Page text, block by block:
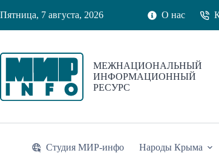
к
Пятница, 7 августа, 2026 О нас
МЕЖНАЦИОНАЛЬНЫЙ
ИНФОРМАЦИОННЫЙ
РЕСУРС
Студия МИР-инфо Народы Крыма